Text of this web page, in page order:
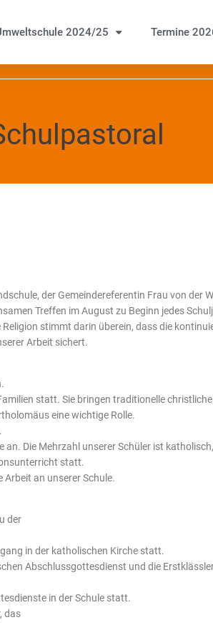
2024/25 Termine
der Gemeindereferentin Frau von der
Treffen im August zu Beginn jedes
stimmt darin überein, dass die
Arbeit sichert.
statt. Sie bringen traditionelle
eine wichtige Rolle.
Die Mehrzahl unserer Schüler ist
statt.
an unserer Schule.
der
in der katholischen Kirche statt.
Abschlussgottesdienst und die
in der Schule statt.
das